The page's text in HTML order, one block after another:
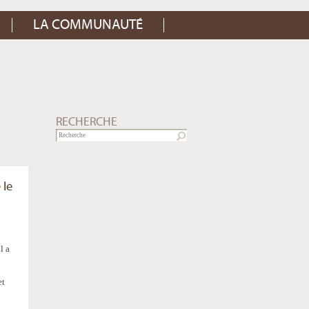
LA COMMUNAUTÉ
RECHERCHE
le
a